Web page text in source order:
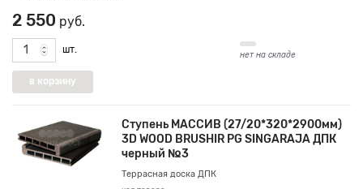
2 550 руб.
шт. нет на складе
Ступень МАССИВ (27/20*320*2900мм)
3D WOOD BRUSHIR PG SINGARAJA ДПК
черный №3
Террасная доска ДПК